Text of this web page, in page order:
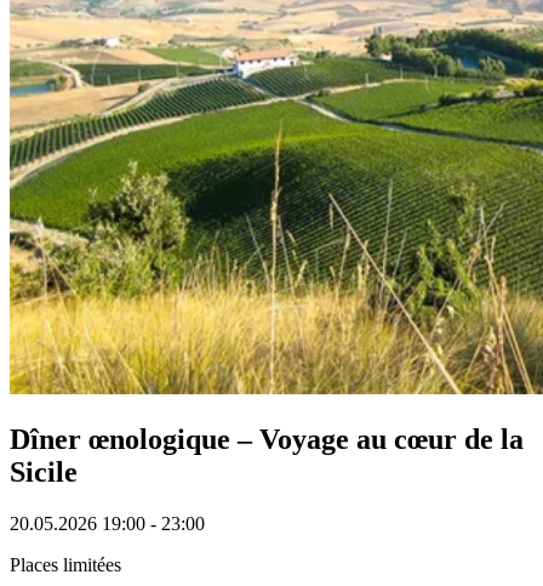
Dîner œnologique – Voyage au cœur de la
Sicile
20.05.2026 19:00 - 23:00
Places limitées